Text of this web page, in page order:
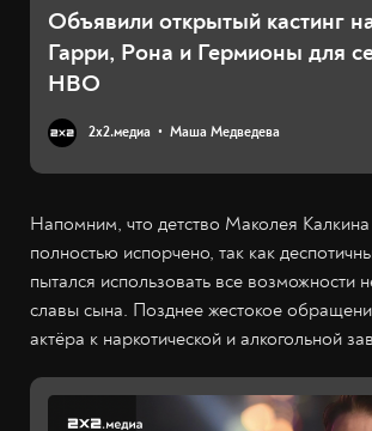
Объявили открытый кастинг
Гарри, Рона и Гермионы для
HBO
2х2.медиа Маша Медведева
Напомним, что детство Маколея
полностью испорчено, так как
пытался использовать все возможности
славы сына. Позднее жестокое
актёра к наркотической и алкогольной